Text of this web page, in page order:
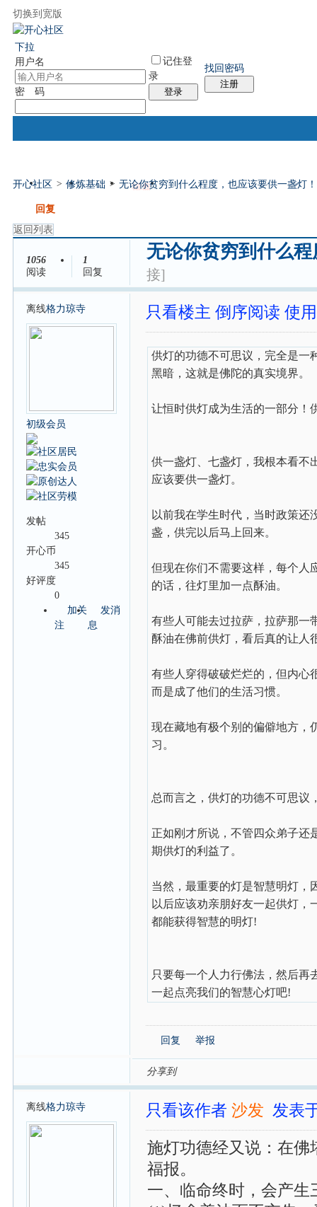
切换到宽版
下拉
用户名
密 码
记住登
录
登录
找回密码
注册
门户 论坛 排盘 个人中心
开心社区 > 修炼基础 > 无论你贫穷到什么程度，也应该要供一盏灯！
回复
返回列表
1056
阅读
1
回复
无论你贫穷到什么
接]
离线格力琼寺
初级会员
发帖
345
开心币
345
好评度
0
加关
注
发消
息
只看楼主 倒序阅读 使
供灯的功德不可思议，完全是一
黑暗，这就是佛陀的真实境界。
让恒时供灯成为生活的一部分！
供一盏灯、七盏灯，我根本看不
应该要供一盏灯。
以前我在学生时代，当时政策还
盏，供完以后马上回来。
但现在你们不需要这样，每个人
的话，往灯里加一点酥油。
有些人可能去过拉萨，拉萨那一
酥油在佛前供灯，看后真的让人
有些人穿得破破烂烂的，但内心
而是成了他们的生活习惯。
现在藏地有极个别的偏僻地方，
习。
总而言之，供灯的功德不可思议
正如刚才所说，不管四众弟子还
期供灯的利益了。
当然，最重要的灯是智慧明灯，
以后应该劝亲朋好友一起供灯，
都能获得智慧的明灯!
只要每一个人力行佛法，然后
一起点亮我们的智慧心灯吧!
回复 举报
分享到
离线格力琼寺 只看该作者 沙发 发表
施灯功德经又说：在佛
福报。
一、临命终时，会产生